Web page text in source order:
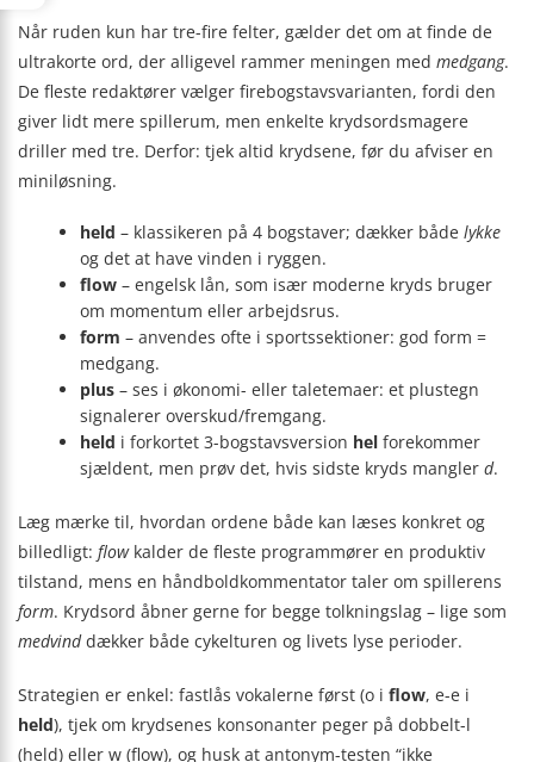
Når ruden kun har tre-fire felter, gælder det om at finde de
ultrakorte ord, der alligevel rammer meningen med medgang.
De fleste redaktører vælger firebogstavs­varianten, fordi den
giver lidt mere spillerum, men enkelte krydsordsmagere
driller med tre. Derfor: tjek altid krydsene, før du afviser en
miniløsning.
held – klassikeren på 4 bogstaver; dækker bådelykke
og det at have vinden i ryggen.
flow – engelsk lån, som især moderne kryds bruger
om momentum eller arbejdsrus.
form – anvendes ofte i sportssektioner: god form =
medgang.
plus – ses i økonomi- eller taletemaer: et plustegn
signalerer overskud/fremgang.
held i forkortet 3-bogstavsversion hel forekommer
sjældent, men prøv det, hvis sidste kryds manglerd.
Læg mærke til, hvordan ordene både kan læses konkret og
billedligt: flowkalder de fleste programmører en produktiv
tilstand, mens en håndboldkommentator taler om spillerens
form. Krydsord åbner gerne for begge tolkningslag – lige som
medvinddækker både cykelturen og livets lyse perioder.
Strategien er enkel: fastlås vokalerne først (o i flow, e-e i
held), tjek om krydsenes konsonanter peger på dobbelt-l
(held) eller w (flow), og husk at antonym-testen “ikke